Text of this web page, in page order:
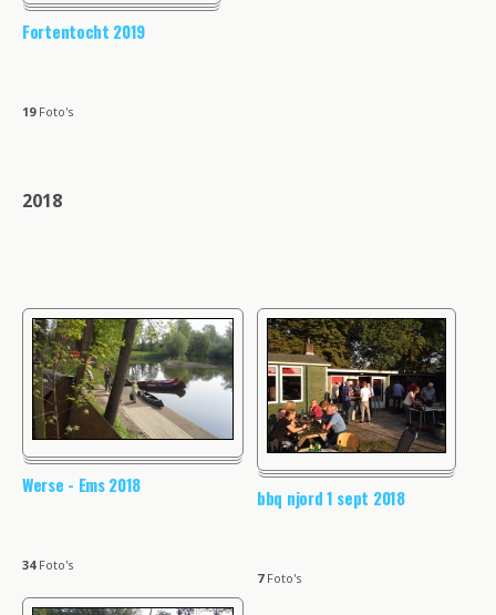
Fortentocht 2019
19Foto's
2018
Werse - Ems 2018
34Foto's
bbq njord 1 sept 2018
7Foto's